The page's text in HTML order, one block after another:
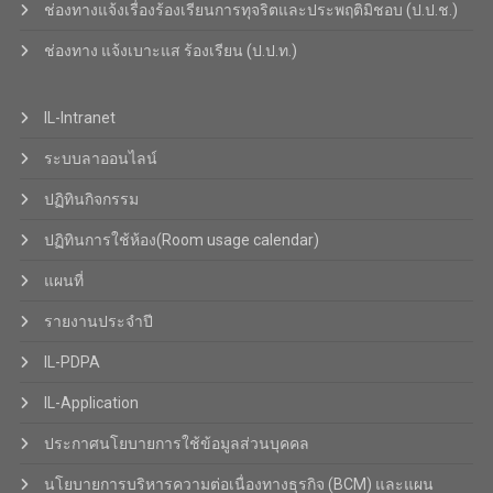
ช่องทางแจ้งเรื่องร้องเรียนการทุจริตและประพฤติมิชอบ (ป.ป.ช.)
ช่องทาง แจ้งเบาะแส ร้องเรียน (ป.ป.ท.)
IL-Intranet
ระบบลาออนไลน์
ปฏิทินกิจกรรม
ปฏิทินการใช้ห้อง(Room usage calendar)
แผนที่
รายงานประจำปี
IL-PDPA
IL-Application
ประกาศนโยบายการใช้ข้อมูลส่วนบุคคล
นโยบายการบริหารความต่อเนื่องทางธุรกิจ (BCM) และแผน